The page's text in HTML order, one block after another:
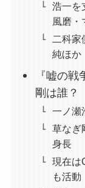
浩一を
風磨・
二科家
純ほか
『嘘の
剛は誰？
一ノ瀬
草なぎ
身長
現在は
も活動